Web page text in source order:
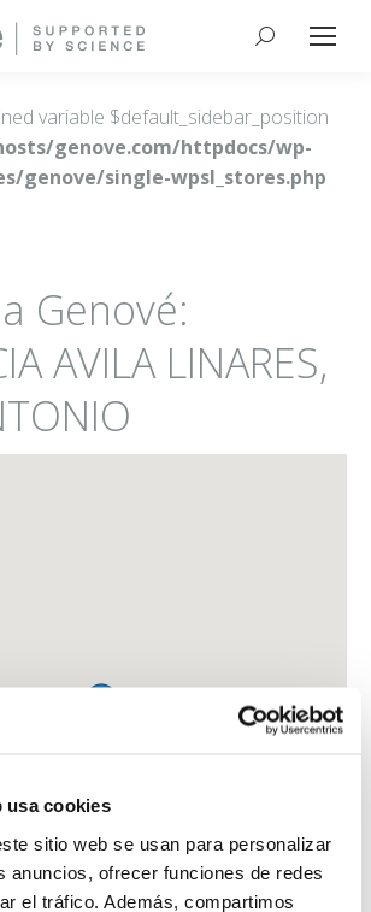
usa cookies
sitio web se usan para personalizar
anuncios, ofrecer funciones de redes
el tráfico. Además, compartimos
Buscar:
variable $default_sidebar_position
genove.com/httpdocs/wp-
genove/single-wpsl_stores.php
Genové:
AVILA LINARES,